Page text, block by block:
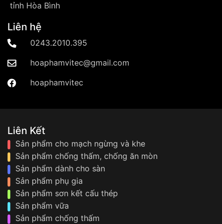
tỉnh Hòa Bình
Liên hệ
0243.2010.395
hoaphamvitec@gmail.com
hoaphamvitec
Liên Kết
Sản phẩm cho mạch ngừng và khe
Sản phẩm chống thấm, chống ăn mòn
Sản phẩm dành cho sàn
Sản phẩm phụ gia
Sản phẩm sơn kết cấu thép
Sản phẩm vữa
Sản phẩm chống thấm